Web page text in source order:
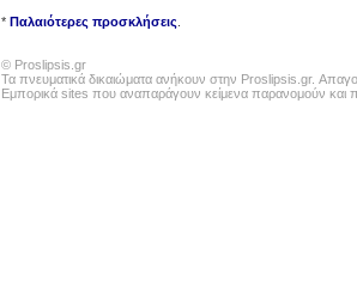
* Παλαιότερες προσκλήσεις
© Proslipsis.gr
Τα πνευματικά δικαιώματα ανήκουν στην Proslipsis.gr.
Εμπορικά sites που αναπαράγουν κείμενα παρανομούν και